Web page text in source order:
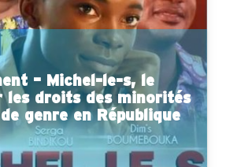
– Michel-le-s, le
les droits des minorités
genre en République